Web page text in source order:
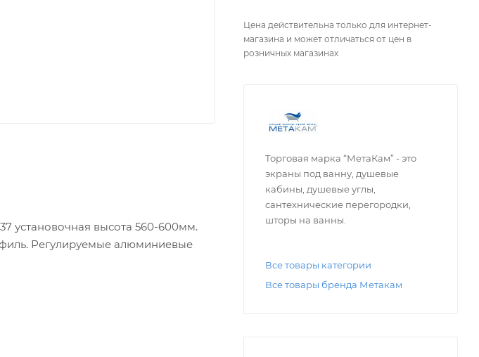
установочная высота 560-600мм.
Регулируемые алюминиевые
Цена действительна только для интернет-
магазина и может отличаться от цен в
розничных магазинах
Торговая марка “МетаКам” - это
экраны под ванну, душевые
кабины, душевые углы,
сантехнические перегородки,
шторы на ванны.
Все товары категории
Все товары бренда Метакам